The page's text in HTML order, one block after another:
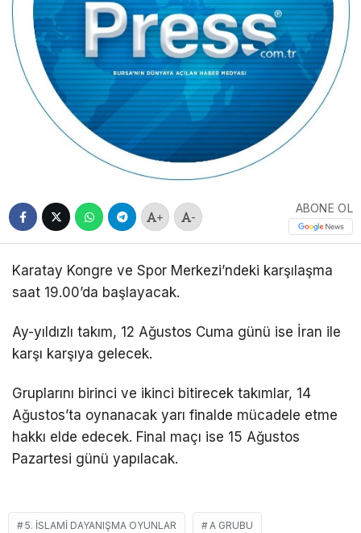
+ -
ABONE OL
Karatay Kongre ve Spor Merkezi’ndeki karşılaşma
saat 19.00’da başlayacak.
Ay-yıldızlı takım, 12 Ağustos Cuma günü ise İran ile
karşı karşıya gelecek.
Gruplarını birinci ve ikinci bitirecek takımlar, 14
Ağustos’ta oynanacak yarı finalde mücadele etme
hakkı elde edecek. Final maçı ise 15 Ağustos
Pazartesi günü yapılacak.
5. İSLAMI DAYANIŞMA OYUNLAR A GRUBU